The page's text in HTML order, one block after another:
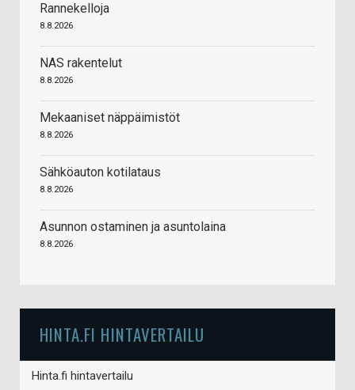
Rannekelloja
8.8.2026
NAS rakentelut
8.8.2026
Mekaaniset näppäimistöt
8.8.2026
Sähköauton kotilataus
8.8.2026
Asunnon ostaminen ja asuntolaina
8.8.2026
HINTA.FI HINTAVERTAILU
Hinta.fi hintavertailu